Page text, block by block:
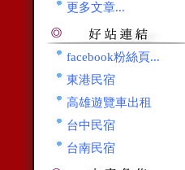
更多文章...
facebook粉絲頁...
東港民宿
高雄遊覽車出租
台中民宿
台南民宿